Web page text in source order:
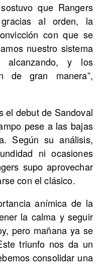
que Rangers
al orden, la
con que se
nuestro sistema
alcanzando, y los
de gran manera”,
el debut de Sandoval
pese a las bajas
Según su análisis,
ni ocasiones
supo aprovechar
con el clásico.
anímica de la
la calma y seguir
pero mañana ya se
triunfo nos da un
consolidar una